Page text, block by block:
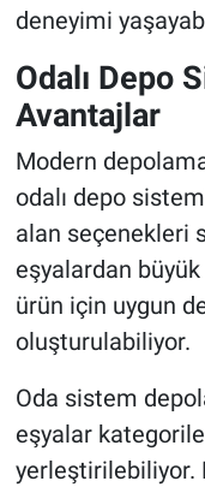
deneyimi
Odalı Depo
Avantajlar
Modern
odalı depo
alan seçenekleri
eşyalardan
ürün için uygun
oluşturulabiliyor.
Oda sistem
eşyalar
yerleştirilebiliyor.